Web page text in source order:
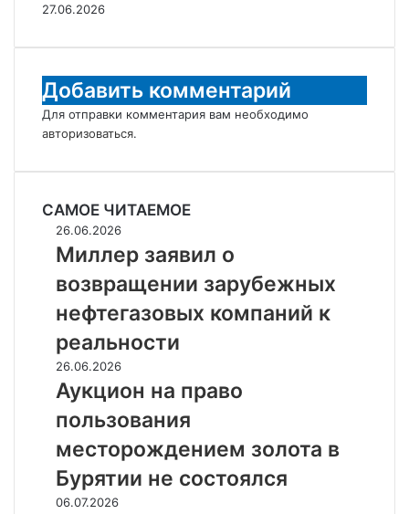
27.06.2026
Добавить комментарий
Для отправки комментария вам необходимо
авторизоваться.
САМОЕ ЧИТАЕМОЕ
Миллер
заявил
возвращении
зарубежных
нефтегазовых
компаний
к
реальности
26.06.2026
Миллер заявил о
возвращении зарубежных
нефтегазовых компаний к
реальности
Аукцион
на
право
пользования
месторождением
золота
в
Бурятии
26.06.2026
Аукцион на право
пользования
месторождением золота в
Бурятии не состоялся
Цены
06.07.2026